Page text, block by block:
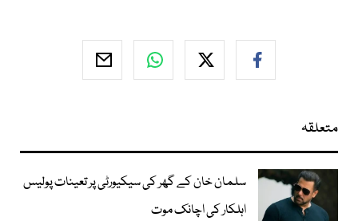
متعلقہ
سلمان خان کے گھر کی سیکیورٹی پر تعینات پولیس
اہلکار کی اچانک موت